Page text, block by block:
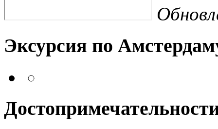
Эксурсия по